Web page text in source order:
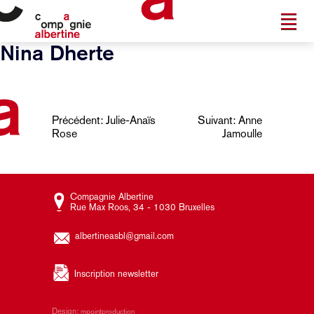
Nina Dherte
Navigation
de
Précédent: Julie-Anaïs
Rose
Suivant: Anne
Jamoulle
Compagnie Albertine
Rue Max Roos, 34 - 1030 Bruxelles
albertineasbl@gmail.com
Inscription newsletter
Design: mpointproduction